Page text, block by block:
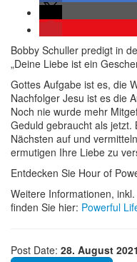
Bobby Schuller predigt in
„Deine Liebe ist ein
Gottes Aufgabe ist es, die
Nachfolger Jesu ist es die
Noch nie wurde mehr
Geduld gebraucht als jetzt.
Nächsten auf und
ermutigen Ihre Liebe zu
Entdecken Sie Hour of
Weitere Informationen,
finden Sie hier: Powerful
Post Date: 28. August 2021